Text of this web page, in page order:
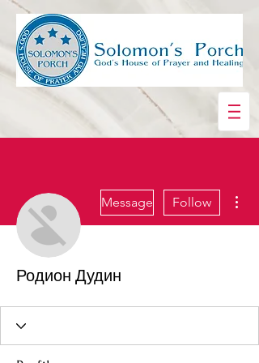
Message Follow
Родион Дудин